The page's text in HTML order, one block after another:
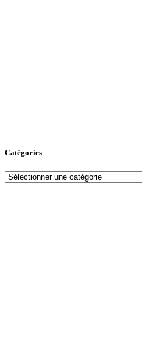
Catégories
Catégories